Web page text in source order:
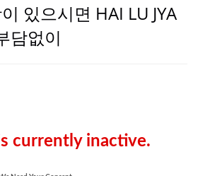
있으시면 HAI LU JYA
담없이